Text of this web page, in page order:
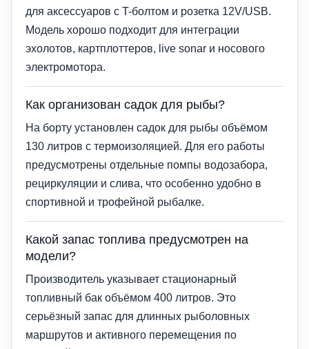
для аксессуаров с T-болтом и розетка 12V/USB.
Модель хорошо подходит для интеграции
эхолотов, картплоттеров, live sonar и носового
электромотора.
Как организован садок для рыбы?
На борту установлен садок для рыбы объёмом
130 литров с термоизоляцией. Для его работы
предусмотрены отдельные помпы водозабора,
рециркуляции и слива, что особенно удобно в
спортивной и трофейной рыбалке.
Какой запас топлива предусмотрен на
модели?
Производитель указывает стационарный
топливный бак объёмом 400 литров. Это
серьёзный запас для длинных рыболовных
маршрутов и активного перемещения по